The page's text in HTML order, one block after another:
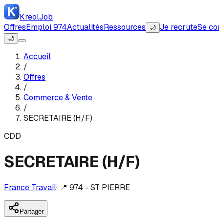
KreolJob
OffresEmploi 974ActualitésRessources 🌙 Je recruteSe
🌙
Accueil
/
Offres
/
Commerce & Vente
/
SECRETAIRE (H/F)
CDD
SECRETAIRE (H/F)
France Travail· 📍 974 - ST PIERRE
Partager